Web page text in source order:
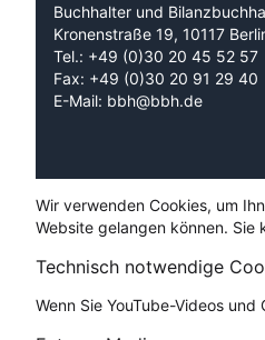
Buchhalter und
Kronenstraße 19, 10117
Tel.: +49 (0)30 20 45 52 57
Fax: +49 (0)30 20 91 29 40
E-Mail: bbh@bbh.de
Wir verwenden Cookies, um
Website gelangen können. Sie
Technisch notwendige
Wenn Sie YouTube-Videos